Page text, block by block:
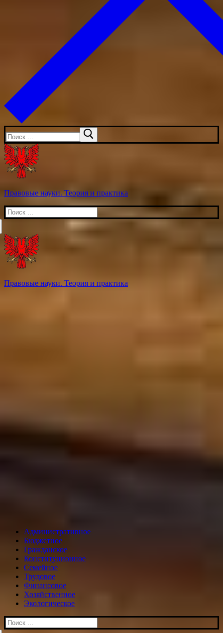
Искать:
Правовые науки. Теория и практика
Искать:
Правовые науки. Теория и практика
Административное
Бюджетное
Гражданское
Конституционное
Семейное
Трудовое
Финансовое
Хозяйственное
Экологическое
Искать: